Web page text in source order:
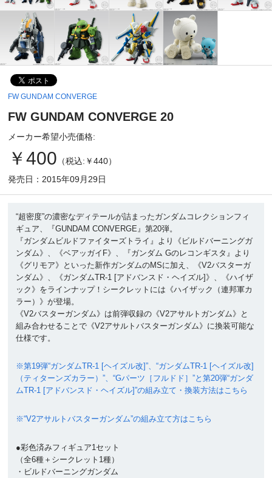
FW GUNDAM CONVERGE
FW GUNDAM CONVERGE 20
メーカー希望小売価格:
￥400 （税込:￥440）
発売日：2015年09月29日
“超密度”の濃密なディテールが詰まったガンダムコレクションフィ
ギュア、『GUNDAM CONVERGE』第20弾。
『ガンダムビルドファイターズトライ』より《ビルドバーニングガ
ンダム》、《ベアッガイF》、『ガンダム Gのレコンギスタ』より
《グリモア》といった新作ガンダムのMSに加え、《V2バスターガ
ンダム》、《ガンダムTR-1 [アドバンスド・ヘイズル]》、《ハイザ
ック》をラインナップ！シークレットには《ハイザック（連邦軍カ
ラー）》が登場。
《V2バスターガンダム》は前弾収録の《V2アサルトガンダム》と
組み合わせることで《V2アサルトバスターガンダム》に換装可能な
仕様です。
※第19弾“ガンダムTR-1 [ヘイズル改]”、“ガンダムTR-1 [ヘイズル改]
（ティターンズカラー）”、“Gパーツ［フルドド］”と第20弾“ガンダ
ムTR-1 [アドバンスド・ヘイズル]”の組み立て・換装方法はこちら
※“V2アサルトバスターガンダム”の組み立て方はこちら
●彩色済みフィギュア1セット
（全6種＋シークレット1種）
・ビルドバーニングガンダム